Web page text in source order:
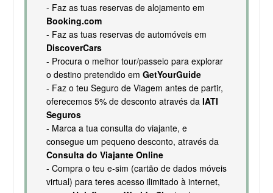
- Faz as tuas reservas de alojamento em
Booking.com
- Faz as tuas reservas de automóveis em
DiscoverCars
- Procura o melhor tour/passeio para explorar
o destino pretendido em GetYourGuide
- Faz o teu Seguro de Viagem antes de partir,
oferecemos 5% de desconto através da IATI
Seguros
- Marca a tua consulta do viajante, e
consegue um pequeno desconto, através da
Consulta do Viajante Online
- Compra o teu e-sim (cartão de dados móveis
virtual) para teres acesso ilimitado à internet,